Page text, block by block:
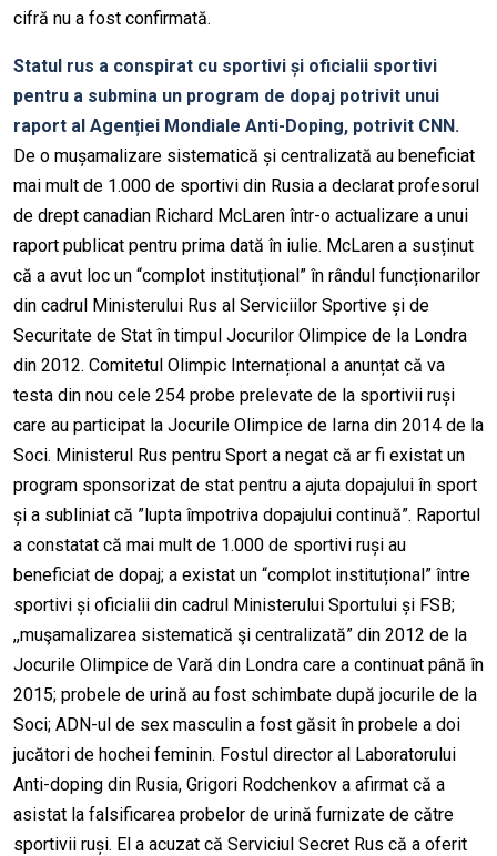
cifră nu a fost confirmată.
Statul rus a conspirat cu sportivi și oficialii sportivi
pentru a submina un program de dopaj potrivit unui
raport al Agenției Mondiale Anti-Doping, potrivit CNN.
De o mușamalizare sistematică și centralizată au beneficiat
mai mult de 1.000 de sportivi din Rusia a declarat profesorul
de drept canadian Richard McLaren într-o actualizare a unui
raport publicat pentru prima dată în iulie. McLaren a susținut
că a avut loc un “complot instituțional” în rândul funcționarilor
din cadrul Ministerului Rus al Serviciilor Sportive și de
Securitate de Stat în timpul Jocurilor Olimpice de la Londra
din 2012. Comitetul Olimpic Internațional a anunțat că va
testa din nou cele 254 probe prelevate de la sportivii ruși
care au participat la Jocurile Olimpice de Iarna din 2014 de la
Soci. Ministerul Rus pentru Sport a negat că ar fi existat un
program sponsorizat de stat pentru a ajuta dopajului în sport
și a subliniat că ”lupta împotriva dopajului continuă”. Raportul
a constatat că mai mult de 1.000 de sportivi ruși au
beneficiat de dopaj; a existat un “complot instituțional” între
sportivi și oficialii din cadrul Ministerului Sportului și FSB;
,,muşamalizarea sistematică şi centralizată” din 2012 de la
Jocurile Olimpice de Vară din Londra care a continuat până în
2015; probele de urină au fost schimbate după jocurile de la
Soci; ADN-ul de sex masculin a fost găsit în probele a doi
jucători de hochei feminin. Fostul director al Laboratorului
Anti-doping din Rusia, Grigori Rodchenkov a afirmat că a
asistat la falsificarea probelor de urină furnizate de către
sportivii ruși. El a acuzat că Serviciul Secret Rus că a oferit